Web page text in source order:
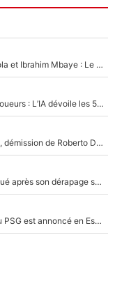
Un record bientôt explosé grâce à Bradley Barcola et Ibrahim Mbaye : Le PSG sur le point de réaliser un mercato historique ?
Zinédine Zidane va sélectionner des nouveaux joueurs : L’IA dévoile les 5 cracks qui pourraient rapidement le rejoindre en équipe de France !
Trahison de Longoria, secrets de Frank McCourt, démission de Roberto De Zerbi : Medhi Benatia se lâche sur son départ de l'OM et fait d'importantes révélations
Incendies en Gironde - Nelson Monfort est attaqué après son dérapage sur CNews : «Et lui, il prend combien pour parler dans un studio climatisé?»
Ferran Torres a pris sa décision : Son transfert au PSG est annoncé en Espagne !